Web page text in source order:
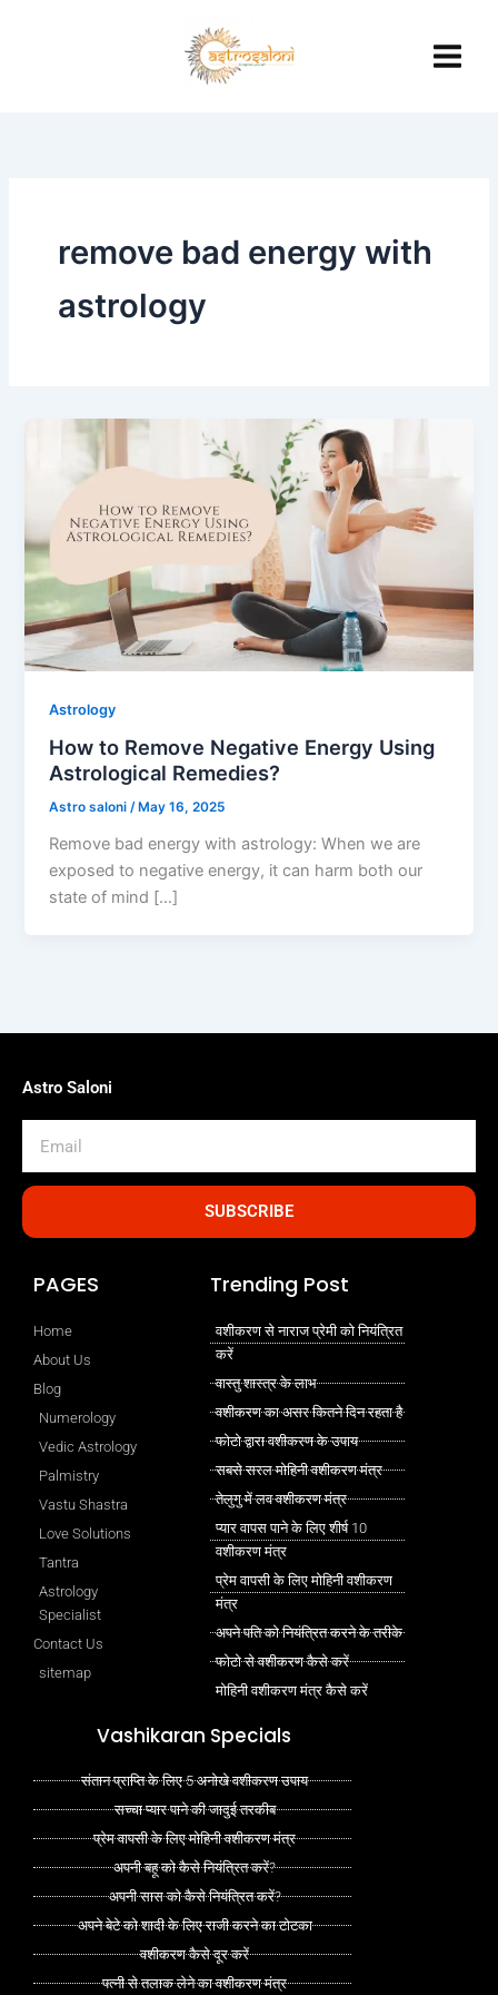
remove bad energy with
astrology
Astrology
How to Remove Negative Energy Using
Astrological Remedies?
Astro saloni/ May 16, 2025
Remove bad energy with astrology: When we are
exposed to negative energy, it can harm both our
state of mind […]
Astro Saloni
SUBSCRIBE
PAGES
Home
About Us
Blog
Numerology
Vedic Astrology
Palmistry
Vastu Shastra
Love Solutions
Tantra
Astrology
Specialist
Contact Us
sitemap
Trending Post
वशीकरण से नाराज प्रेमी को नियंत्रित
करें
वास्तु शास्त्र के लाभ
वशीकरण का असर कितने दिन रहता है
फोटो द्वारा वशीकरण के उपाय
सबसे सरल मोहिनी वशीकरण मंत्र
तेलुगु में लव वशीकरण मंत्र
प्यार वापस पाने के लिए शीर्ष 10
वशीकरण मंत्र
प्रेम वापसी के लिए मोहिनी वशीकरण
मंत्र
अपने पति को नियंत्रित करने के तरीके
फोटो से वशीकरण कैसे करें
मोहिनी वशीकरण मंत्र कैसे करें
Vashikaran Specials
संतान प्राप्ति के लिए 5 अनोखे वशीकरण उपाय
सच्चा प्यार पाने की जादुई तरकीब
प्रेम वापसी के लिए मोहिनी वशीकरण मंत्र
अपनी बहू को कैसे नियंत्रित करें?
अपनी सास को कैसे नियंत्रित करें?
अपने बेटे को शादी के लिए राजी करने का टोटका
वशीकरण कैसे दूर करें
पत्नी से तलाक लेने का वशीकरण मंत्र